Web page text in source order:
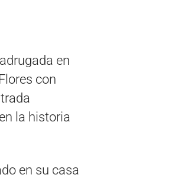
en
con
la historia
en su casa